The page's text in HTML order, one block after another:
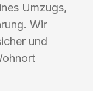
Umzugs,
Wir
und